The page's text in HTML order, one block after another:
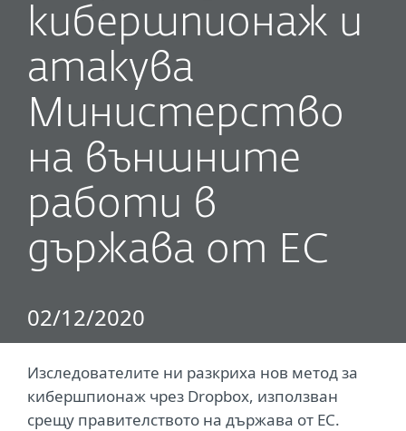
кибершпионаж и
атакува
Министерство
на външните
работи в
държава от ЕС
02/12/2020
Изследователите ни разкриха нов метод за
кибершпионаж чрез Dropbox, използван
срещу правителството на държава от ЕС.